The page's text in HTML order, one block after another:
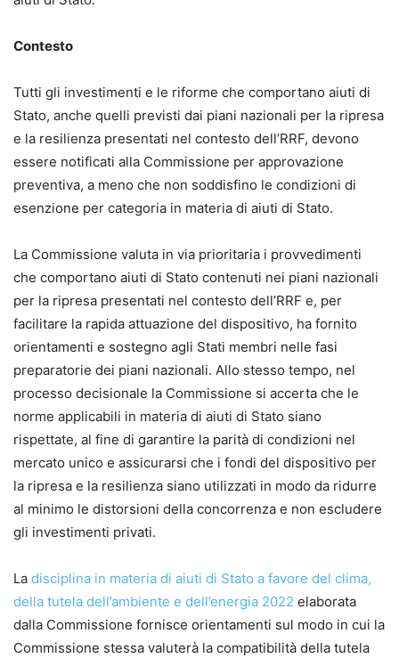
Contesto
Tutti gli investimenti e le riforme che comportano aiuti di
Stato, anche quelli previsti dai piani nazionali per la ripresa
e la resilienza presentati nel contesto dell’RRF, devono
essere notificati alla Commissione per approvazione
preventiva, a meno che non soddisfino le condizioni di
esenzione per categoria in materia di aiuti di Stato.
La Commissione valuta in via prioritaria i provvedimenti
che comportano aiuti di Stato contenuti nei piani nazionali
per la ripresa presentati nel contesto dell’RRF e, per
facilitare la rapida attuazione del dispositivo, ha fornito
orientamenti e sostegno agli Stati membri nelle fasi
preparatorie dei piani nazionali. Allo stesso tempo, nel
processo decisionale la Commissione si accerta che le
norme applicabili in materia di aiuti di Stato siano
rispettate, al fine di garantire la parità di condizioni nel
mercato unico e assicurarsi che i fondi del dispositivo per
la ripresa e la resilienza siano utilizzati in modo da ridurre
al minimo le distorsioni della concorrenza e non escludere
gli investimenti privati.
La disciplina in materia di aiuti di Stato a favore del clima,
della tutela dell’ambiente e dell’energia 2022 elaborata
dalla Commissione fornisce orientamenti sul modo in cui la
Commissione stessa valuterà la compatibilità della tutela